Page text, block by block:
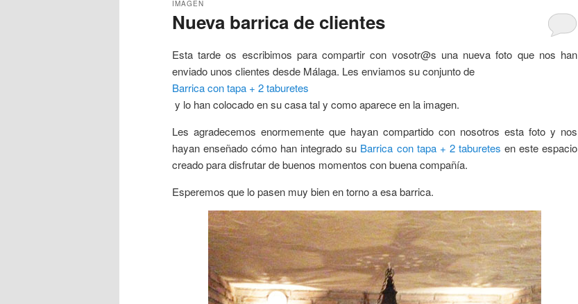
principal
secundario
Nueva barrica de clientes
IMAGEN
Esta tarde os escribimos para compartir con vosotr@s una nueva foto que nos han
enviado unos clientes desde Málaga. Les enviamos su conjunto de
Barrica con tapa + 2 taburetes
y lo han colocado en su casa tal y como aparece en la imagen.
Les agradecemos enormemente que hayan compartido con nosotros esta foto y nos
hayan enseñado cómo han integrado su Barrica con tapa + 2 taburetes en este espacio
creado para disfrutar de buenos momentos con buena compañía.
Esperemos que lo pasen muy bien en torno a esa barrica.